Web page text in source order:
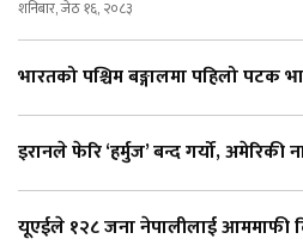
शनिबार, जेठ १६, २०८३
भारतको पश्चिम बङ्गालमा पहिलो पटक
इरानले फेरि ‘हर्मुज’ बन्द गर्यो, अमेरिकी
यूएईले १२८ जना नेपालीलाई आममाफी